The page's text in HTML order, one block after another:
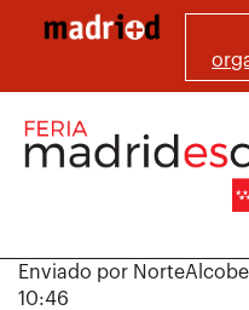
principal
Enviado por
10:46